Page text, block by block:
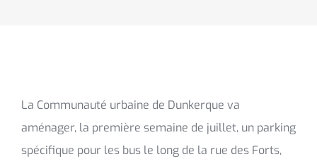
La Communauté urbaine de Dunkerque va
aménager, la première semaine de juillet, un parking
spécifique pour les bus le long de la rue des Forts,